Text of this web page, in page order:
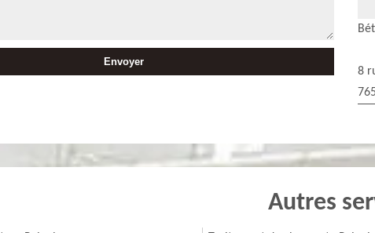
8
Autres